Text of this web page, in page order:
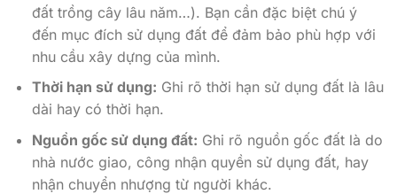
đất trồng cây lâu năm…). Bạn cần đặc biệt chú ý
đến mục đích sử dụng đất để đảm bảo phù hợp với
nhu cầu xây dựng của mình.
Thời hạn sử dụng: Ghi rõ thời hạn sử dụng đất là lâu
dài hay có thời hạn.
Nguồn gốc sử dụng đất: Ghi rõ nguồn gốc đất là do
nhà nước giao, công nhận quyền sử dụng đất, hay
nhận chuyển nhượng từ người khác.